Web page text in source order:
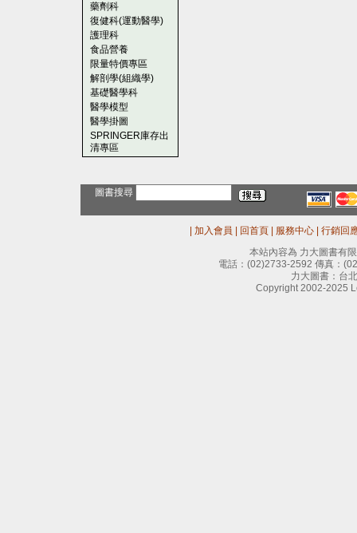
藥劑科
復健科(運動醫學)
護理科
食品營養
限量特價專區
解剖學(組織學)
基礎醫學科
醫學模型
醫學掛圖
SPRINGER庫存出
清專區
圖書搜尋
加入會員 回首頁 服務中心
行銷回
本站內容為 力大圖書有
電話： (02)2733-2592 傳真：
力大圖書：台
Copyright 2002-2025